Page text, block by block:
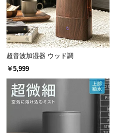
せ
ブ
ロ
企
超音波加湿器 ウッド調
￥5,999